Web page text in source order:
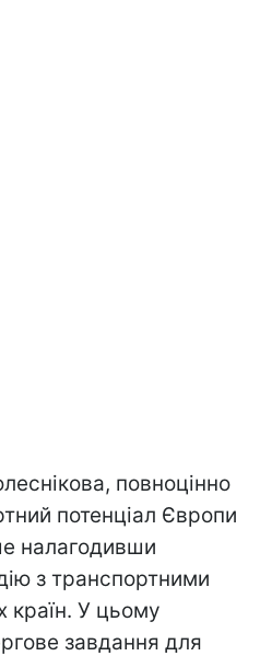
повноцінно
потенціал Європи
налагодивши
з транспортними
країн. У цьому
завдання для